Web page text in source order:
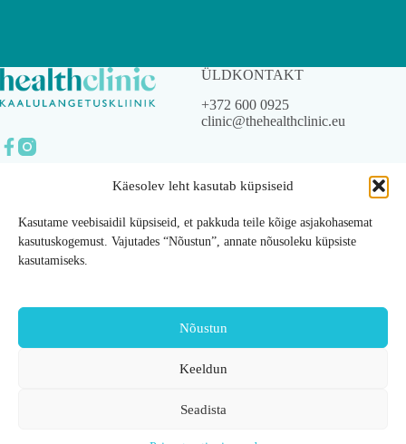
Käesolev leht kasutab küpsiseid
Kasutame veebisaidil küpsiseid, et pakkuda teile kõige asjakohasemat
kasutuskogemust. Vajutades “Nõustun”, annate nõusoleku küpsiste
kasutamiseks.
Nõustun
Keeldun
Seadista
OÜ.
ÜLDKONTAKT
+372 600 0925
clinic@thehealthclinic.eu
Ettevõttest
Teenused